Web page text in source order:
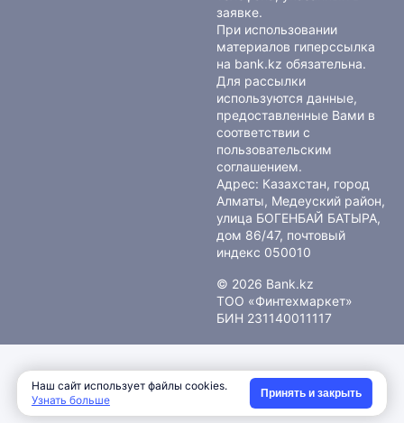
заявке.
При использовании
материалов гиперссылка
на bank.kz обязательна.
Для рассылки
используются данные,
предоставленные Вами в
соответствии с
пользовательским
соглашением.
Адрес: Казахстан, город
Алматы, Медеуский район,
улица БОГЕНБАЙ БАТЫРА,
дом 86/47, почтовый
индекс 050010
© 2026 Bank.kz
ТОО «Финтехмаркет»
БИН 231140011117
Наш сайт использует файлы cookies.
Узнать больше
Принять и закрыть